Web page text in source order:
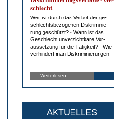
schlecht
Wer ist durch das Ver­bot der ge­
schlechts­be­zo­ge­nen Dis­kri­mi­nie­
rung ge­schützt? - Wann ist das
Ge­schlecht un­ver­zicht­ba­re Vor­
aus­set­zung für die Tä­tig­keit? - Wie
ver­hin­dert man Dis­kri­mi­nie­run­gen
Weiterlesen
AKTUELLES